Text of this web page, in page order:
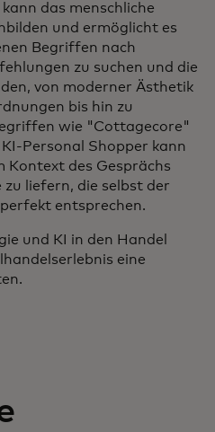
das menschliche
und ermöglicht es
Begriffen nach
zu suchen und die
von moderner Ästhetik
bis hin zu
wie "Cottagecore"
Personal Shopper kann
Kontext des Gesprächs
liefern, die selbst der
entsprechen.
und KI in den Handel
eine